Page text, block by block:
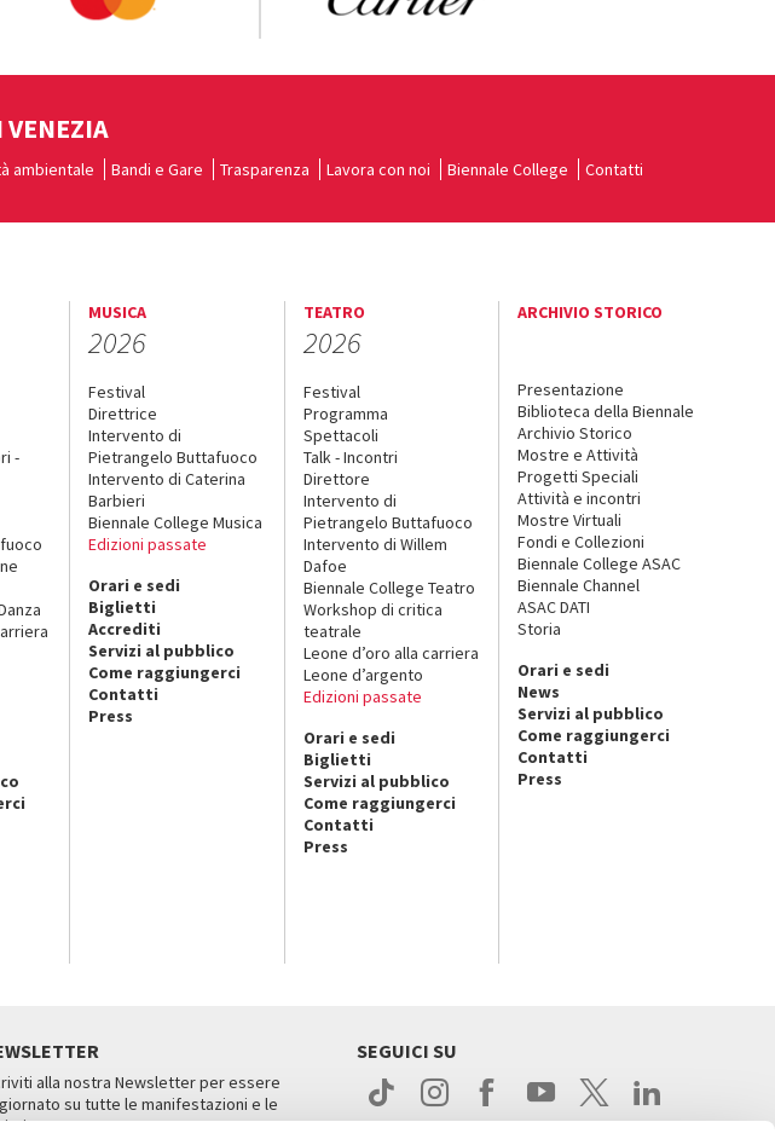
ambientale Bandi e Gare Trasparenza Lavora con noi Biennale College Contatti
-
MUSICA
2026
Festival
Direttrice
Intervento di
Pietrangelo Buttafuoco
Intervento di Caterina
Barbieri
Biennale College Musica
Edizioni passate
Orari e sedi
Biglietti
Accrediti
Servizi al pubblico
Come raggiungerci
Contatti
Press
TEATRO
2026
Festival
Programma
Spettacoli
Talk - Incontri
Direttore
Intervento di
Pietrangelo Buttafuoco
Intervento di Willem
Dafoe
Biennale College Teatro
Workshop di critica
teatrale
Leone d’oro alla carriera
Leone d’argento
Edizioni passate
Orari e sedi
Biglietti
Servizi al pubblico
Come raggiungerci
Contatti
Press
ARCHIVIO STORICO
Presentazione
Biblioteca della Biennale
Archivio Storico
Mostre e Attività
Progetti Speciali
Attività e incontri
Mostre Virtuali
Fondi e Collezioni
Biennale College ASAC
Biennale Channel
ASAC DATI
Storia
Orari e sedi
News
Servizi al pubblico
Come raggiungerci
Contatti
Press
alla nostra Newsletter per essere
su tutte le manifestazioni e le
SEGUICI SU